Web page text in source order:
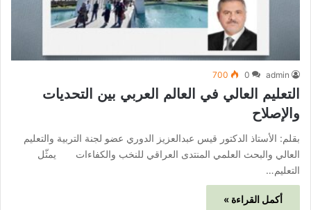
admin
0
700
التعليم العالي في العالم العربي بين التحديات
والإصلاح
بقلم: الأستاذ الدكتور قيس عبدالعزيز الدوري عضو لجنة التربية والتعليم
العالي والبحث العلمي المنتدى العراقي للنخب والكفاءات يمثّل
التعليم…
أكمل القراءة »